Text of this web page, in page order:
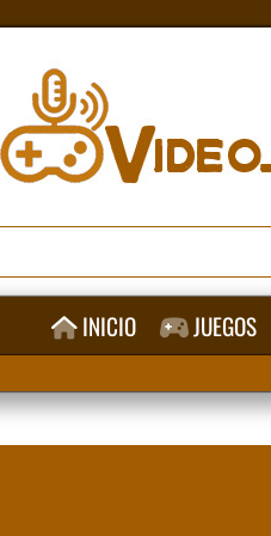
INICIO JUEGOS